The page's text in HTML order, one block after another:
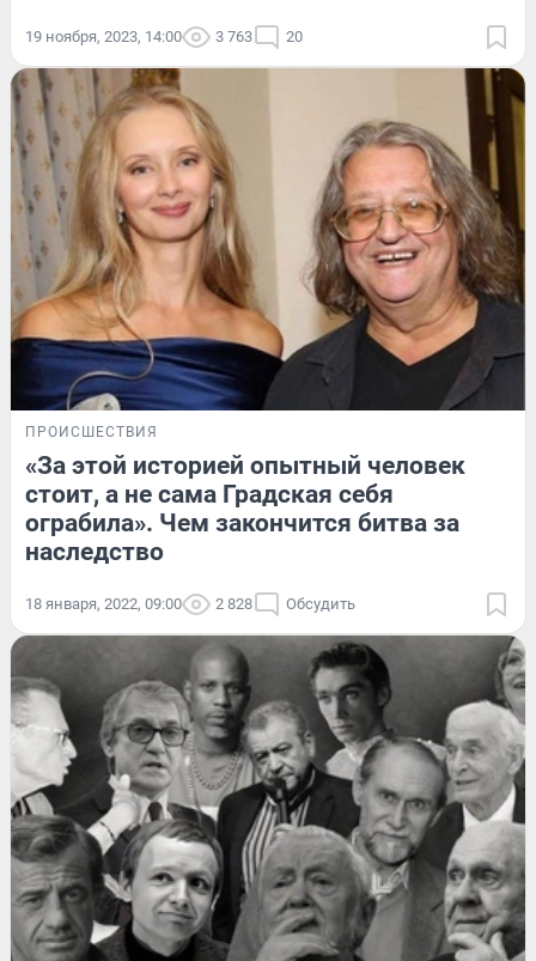
19 ноября, 2023, 14:00 3 763 20
ПРОИСШЕСТВИЯ
«За этой историей опытный человек
стоит, а не сама Градская себя
ограбила». Чем закончится битва за
наследство
18 января, 2022, 09:00 2 828 Обсудить